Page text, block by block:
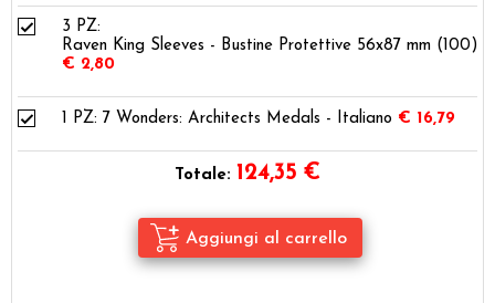
3 PZ:
Raven King Sleeves - Bustine Protettive 56x87 mm (100)
€ 2,80
1 PZ: 7 Wonders: Architects Medals - Italiano € 16,79
Totale: 124,35 €